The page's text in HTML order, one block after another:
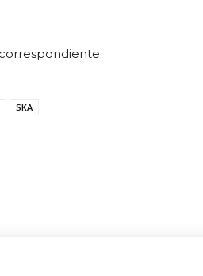
correspondiente.
SKA